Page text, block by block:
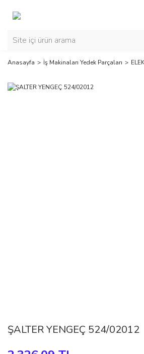
Anasayfa İş Makinaları Yedek Parçaları
ŞALTER YENGEÇ 524/02012